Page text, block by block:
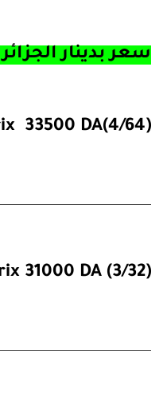
سعر بدينار الجزائر
(4/64)prix 33500 DA
(3/32) prix 31000 DA